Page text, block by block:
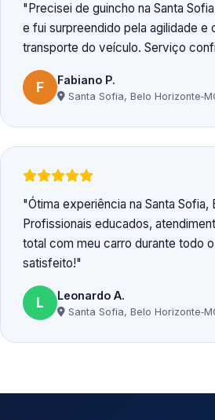
Precisei de guincho na Santa
e fui surpreendido pela agilidade e
transporte do veículo. Serviço
F Fabiano P.
Santa Sofia, Belo
Ótima experiência na Santa Sofia,
Profissionais educados,
total com meu carro durante todo
satisfeito!
L Leonardo A.
Santa Sofia, Belo